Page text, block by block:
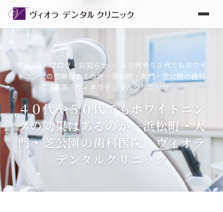
ホーム > ブログ・お知らせ
４０代や５０代でもホワイ
トニングの効果はあるのか―浜松町・大門・芝公園の歯科
医院 ヴィオラデンタルクリニック
４０代や５０代でもホワイトニン
グの効果はあるのか―浜松町・大
門・芝公園の歯科医院 ヴィオラ
デンタルクリニック